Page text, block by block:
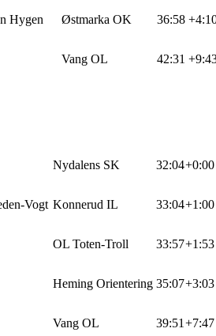
Hygen Østmarka OK 36:58
Vang OL 42:31
Nydalens SK 32:04+0:00
Vogt Konnerud IL 33:04+1:00
OL Toten-Troll 33:57+1:53
Heming Orientering 35:07+3:03
Vang OL 39:51 +7:47